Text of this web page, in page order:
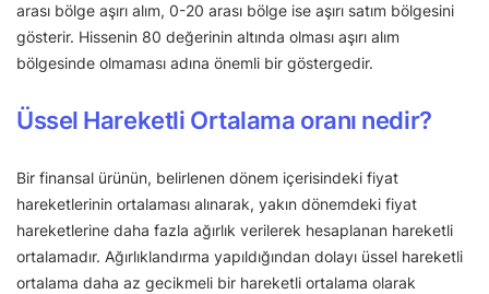
arası bölge aşırı alım, 0-20 arası bölge ise aşırı satım bölgesini
gösterir. Hissenin 80 değerinin altında olması aşırı alım
bölgesinde olmaması adına önemli bir göstergedir.
Üssel Hareketli Ortalama oranı nedir?
Bir finansal ürünün, belirlenen dönem içerisindeki fiyat
hareketlerinin ortalaması alınarak, yakın dönemdeki fiyat
hareketlerine daha fazla ağırlık verilerek hesaplanan hareketli
ortalamadır. Ağırlıklandırma yapıldığından dolayı üssel hareketli
ortalama daha az gecikmeli bir hareketli ortalama olarak